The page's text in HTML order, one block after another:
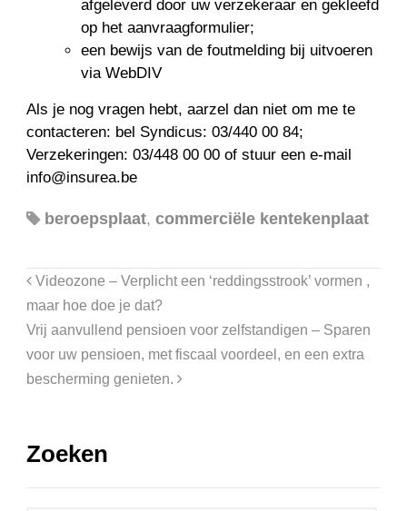
afgeleverd door uw verzekeraar en gekleefd
op het aanvraagformulier;
een bewijs van de foutmelding bij uitvoeren
via WebDIV
Als je nog vragen hebt, aarzel dan niet om me te
contacteren: bel Syndicus: 03/440 00 84;
Verzekeringen: 03/448 00 00 of stuur een e-mail
info@insurea.be
beroepsplaat,commerciële kentekenplaat
Videozone – Verplicht een ‘reddingsstrook’ vormen ,
maar hoe doe je dat?
Vrij aanvullend pensioen voor zelfstandigen – ​Sparen
voor uw pensioen, met fiscaal voordeel, en een extra
bescherming genieten.
Zoeken